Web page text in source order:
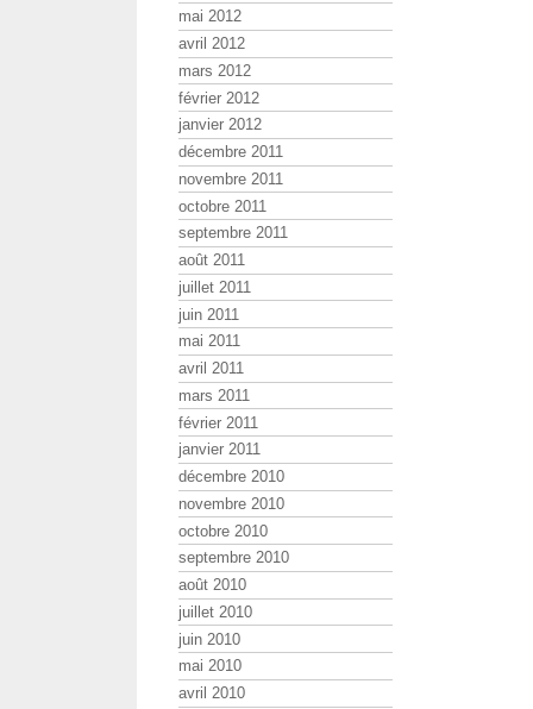
mai 2012
avril 2012
mars 2012
février 2012
janvier 2012
décembre 2011
novembre 2011
octobre 2011
septembre 2011
août 2011
juillet 2011
juin 2011
mai 2011
avril 2011
mars 2011
février 2011
janvier 2011
décembre 2010
novembre 2010
octobre 2010
septembre 2010
août 2010
juillet 2010
juin 2010
mai 2010
avril 2010